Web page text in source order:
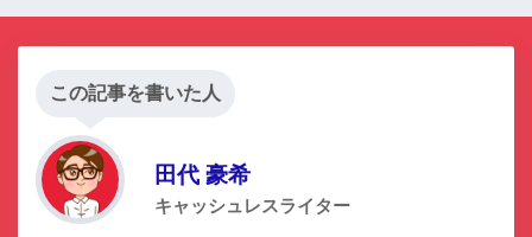
この記事を書いた人
田代 豪希
キャッシュレスライター